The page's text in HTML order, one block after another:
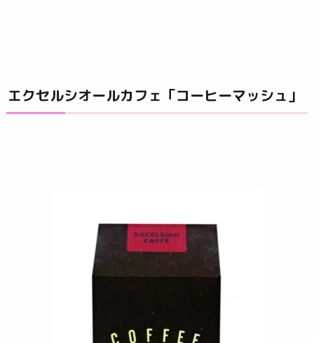
エクセルシオールカフェ「コーヒーマッシュ」